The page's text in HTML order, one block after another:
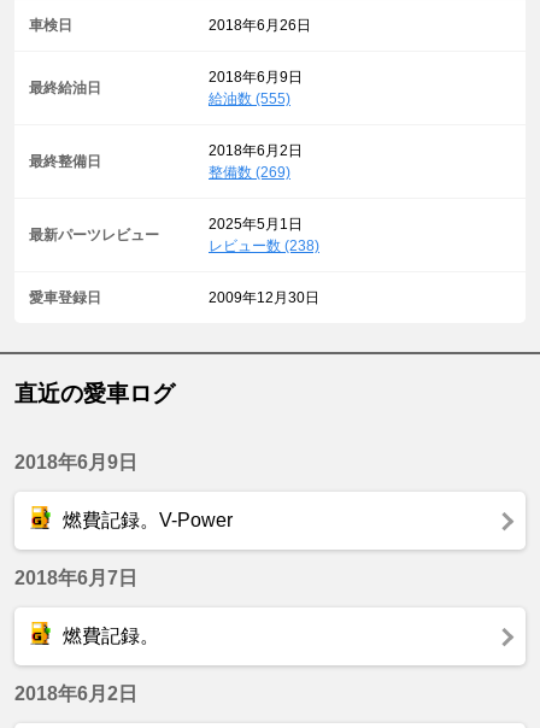
車検日 2018年6月26日
最終給油日
2018年6月9日
給油数 (555)
最終整備日
2018年6月2日
整備数 (269)
最新パーツレビュー
2025年5月1日
レビュー数 (238)
愛車登録日 2009年12月30日
直近の愛車ログ
2018年6月9日
燃費記録。V-Power
2018年6月7日
燃費記録。
2018年6月2日